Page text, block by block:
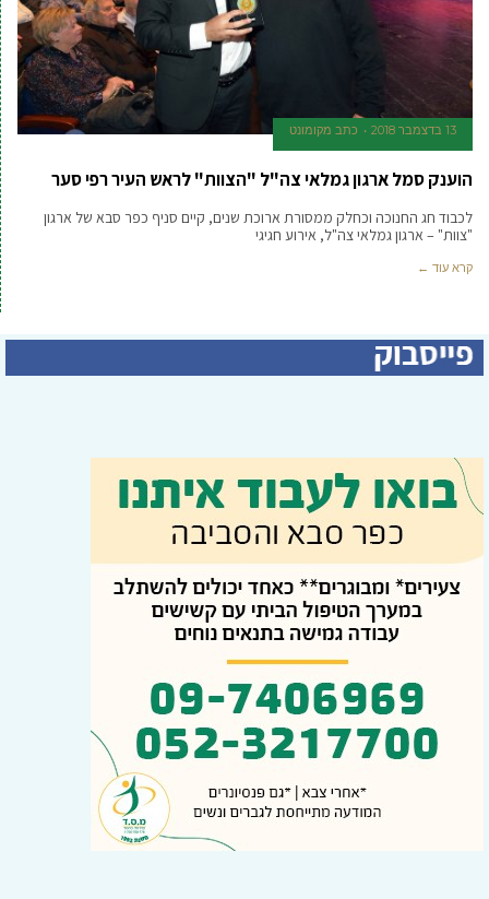
13 בדצמבר 2018 כתב מקומונט
הוענק סמל ארגון גמלאי צה"ל "הצוות" לראש העיר רפי סער
לכבוד חג החנוכה וכחלק ממסורת ארוכת שנים, קיים סניף כפר סבא של ארגון
"צוות" – ארגון גמלאי צה"ל, אירוע חגיגי
קרא עוד ←